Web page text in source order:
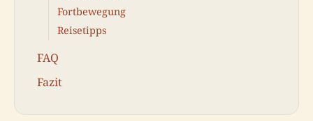
Fortbewegung
Reisetipps
FAQ
Fazit